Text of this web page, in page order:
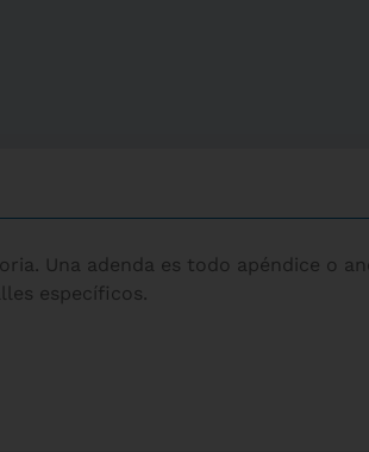
Una adenda es todo apéndice o
específicos.